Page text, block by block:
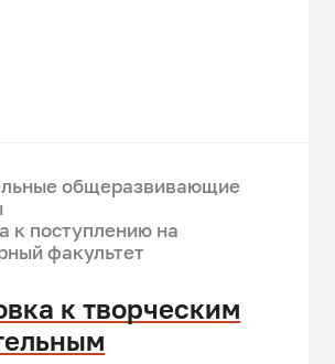
общеразвивающие
к поступлению на
факультет
к творческим